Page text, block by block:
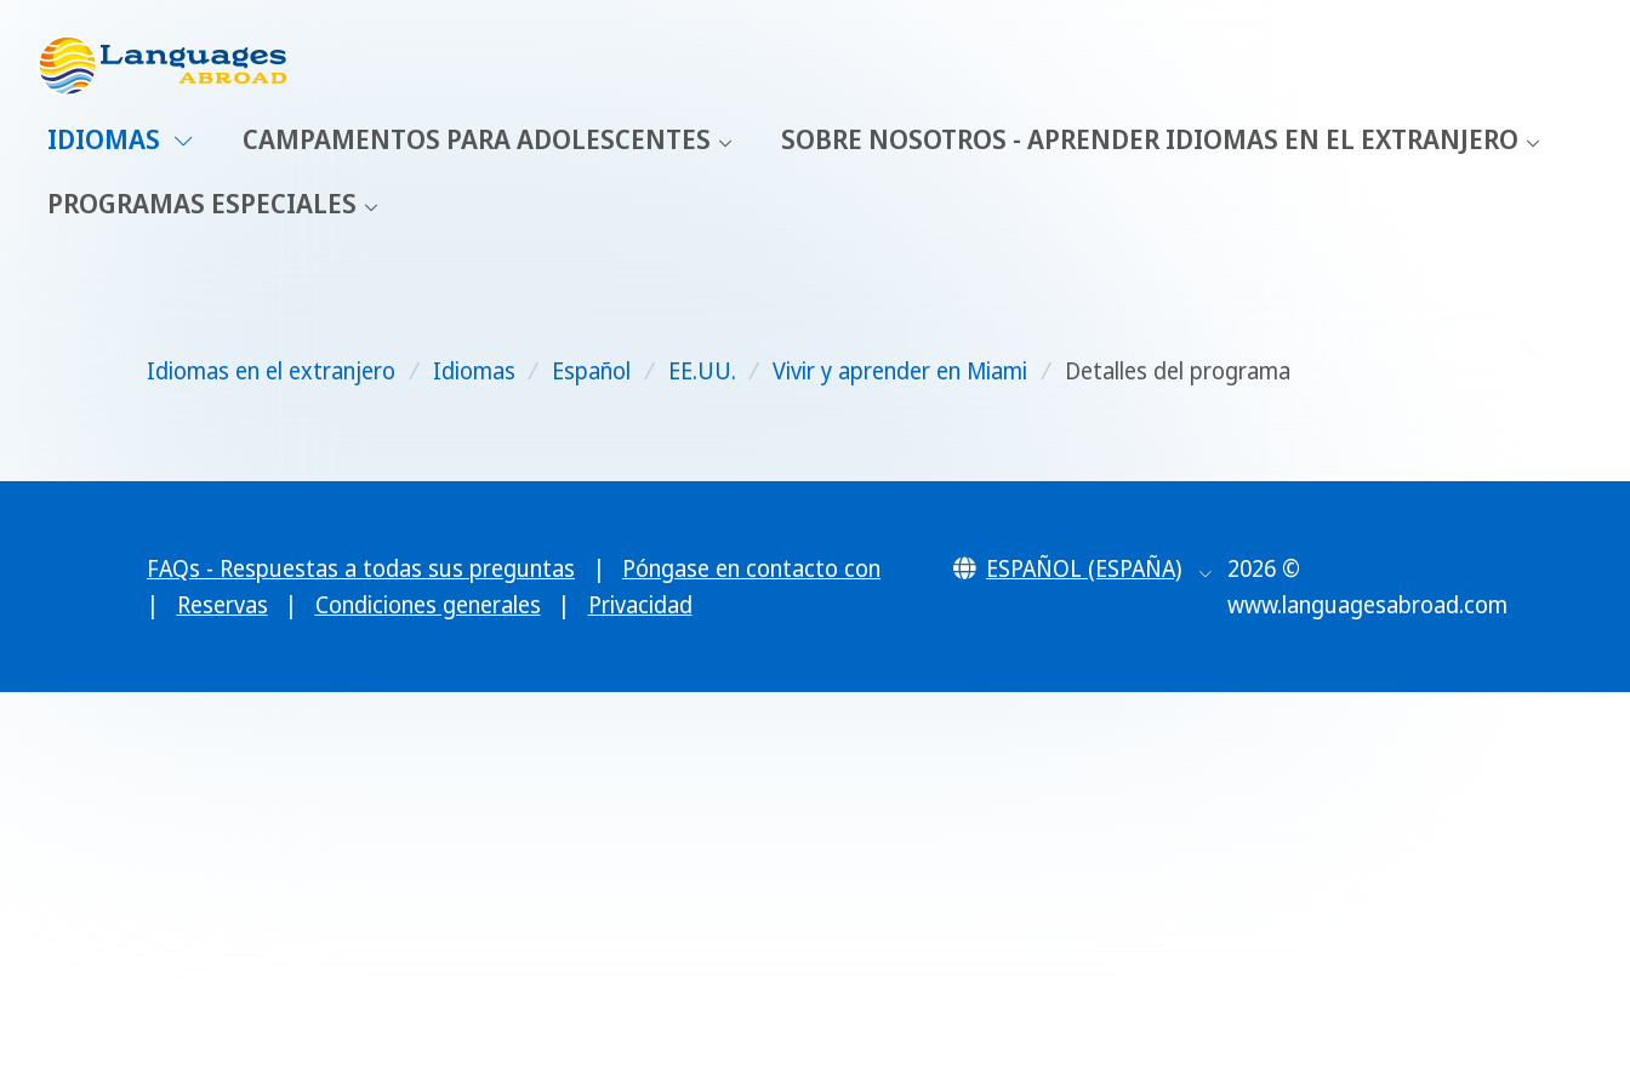
IDIOMAS CAMPAMENTOS PARA ADOLESCENTES
SOBRE NOSOTROS - APRENDER IDIOMAS EN EL EXTRANJERO
PROGRAMAS ESPECIALES
Idiomas en el extranjero / Idiomas / Español / EE.UU. / Vivir y aprender en Miami / Detalles del programa
FAQs - Respuestas a todas sus preguntas |
Póngase en contacto con
|
Reservas | Condiciones generales | Privacidad
ESPAÑOL (ESPAÑA)
2026 ©
www.languagesabroad.com